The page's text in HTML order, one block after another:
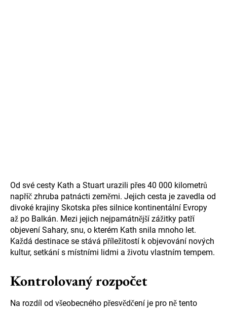
Od své cesty Kath a Stuart urazili přes 40 000 kilometrů
napříč zhruba patnácti zeměmi. Jejich cesta je zavedla od
divoké krajiny Skotska přes silnice kontinentální Evropy
až po Balkán. Mezi jejich nejpamátnější zážitky patří
objevení Sahary, snu, o kterém Kath snila mnoho let.
Každá destinace se stává příležitostí k objevování nových
kultur, setkání s místními lidmi a životu vlastním tempem.
Kontrolovaný rozpočet
Na rozdíl od všeobecného přesvědčení je pro ně tento